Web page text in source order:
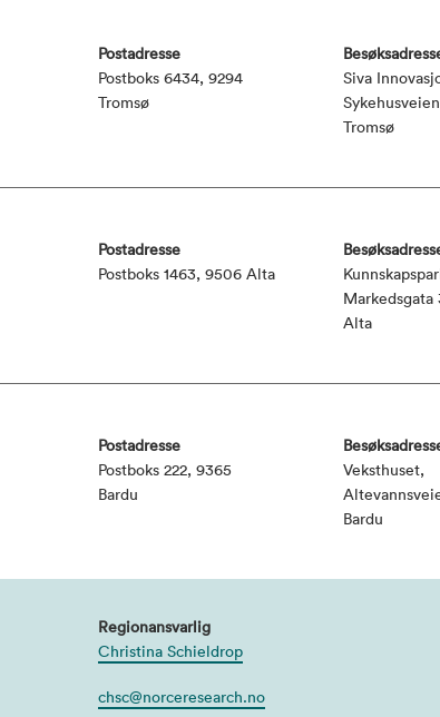
Postadresse
Postboks 6434, 9294
Tromsø
Siva
Tromsø
Postadresse
Postboks 1463, 9506 Alta
Markedsgata
Alta
Postadresse
Postboks 222, 9365
Bardu
Veksthuset,
Bardu
Regionansvarlig
Christina Schieldrop
chsc@norceresearch.no